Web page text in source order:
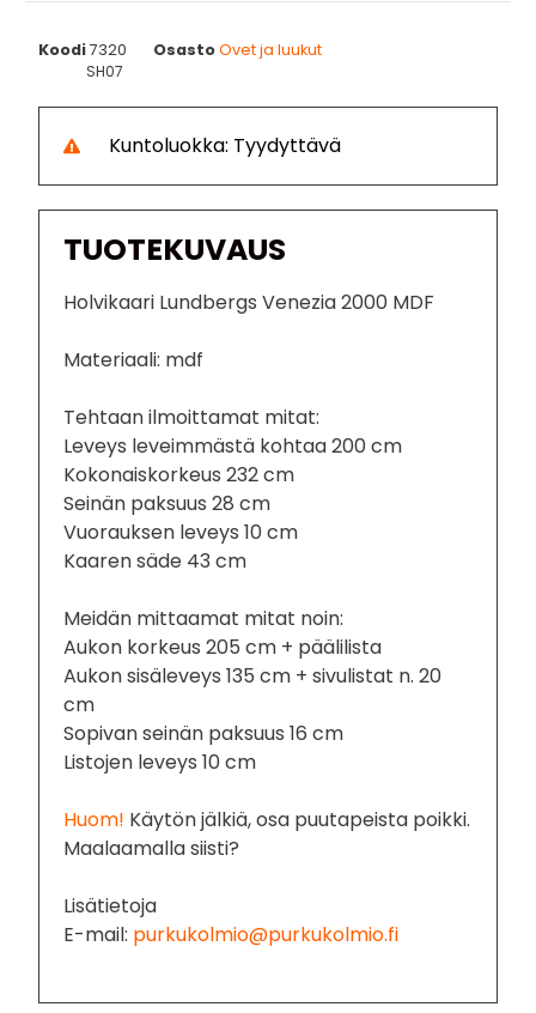
Koodi7320 OsastoOvet ja luukut
SH07
Kuntoluokka: Tyydyttävä
TUOTEKUVAUS
Holvikaari Lundbergs Venezia 2000 MDF
Materiaali: mdf
Tehtaan ilmoittamat mitat:
Leveys leveimmästä kohtaa 200 cm
Kokonaiskorkeus 232 cm
Seinän paksuus 28 cm
Vuorauksen leveys 10 cm
Kaaren säde 43 cm
Meidän mittaamat mitat noin:
Aukon korkeus 205 cm + päälilista
Aukon sisäleveys 135 cm + sivulistat n. 20
cm
Sopivan seinän paksuus 16 cm
Listojen leveys 10 cm
Huom! Käytön jälkiä, osa puutapeista poikki.
Maalaamalla siisti?
Lisätietoja
E-mail: purkukolmio@purkukolmio.fi